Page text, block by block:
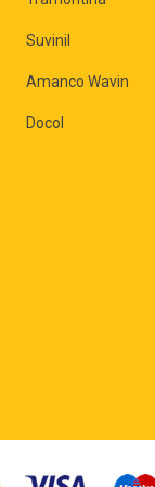
Suvinil
Amanco Wavin
Docol